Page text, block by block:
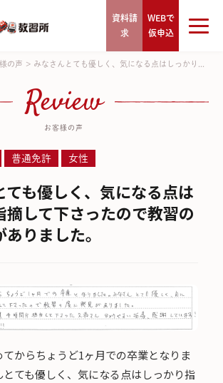
資料請
求
WEBで
仮申込
の声 > みなさんとても優しく、気になる点はしっかり...
Review
お客様の声
普通免許 女性
ても優しく、気になる点は
摘して下さったので教習の
りました。
からちょうど1ヶ月での卒業となりま
とても優しく、気になる点はしっかり指